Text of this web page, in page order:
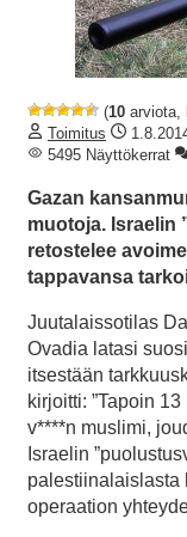
(10 arviota,
Toimitus
5495 Näyttökerrat
Gazan
muotoja. Israelin
retostelee
tappavansa
Juutalaissotilas
Ovadia latasi
itsestään
kirjoitti: ”Tapoin
v****n muslimi,
Israelin
palestiinalaislasta
operaation